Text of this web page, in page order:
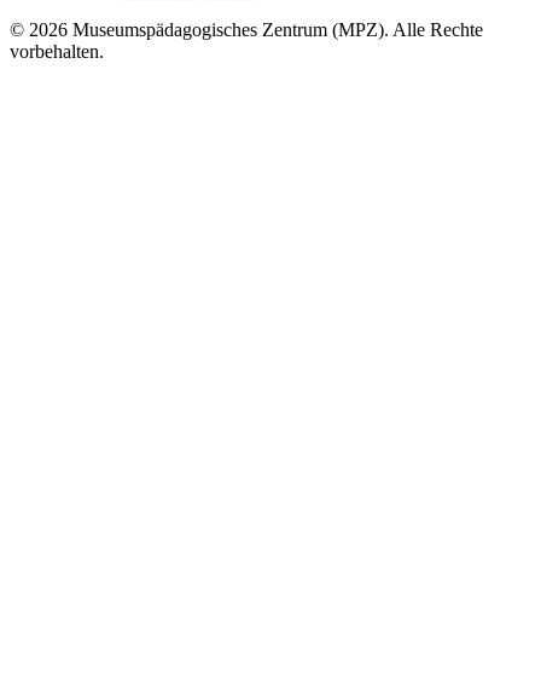
© 2026 Museumspädagogisches Zentrum (MPZ). Alle Rechte
vorbehalten.